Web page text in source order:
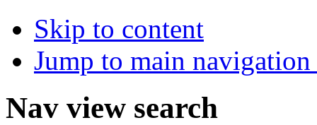
Skip to content
Jump to main
Nav view search